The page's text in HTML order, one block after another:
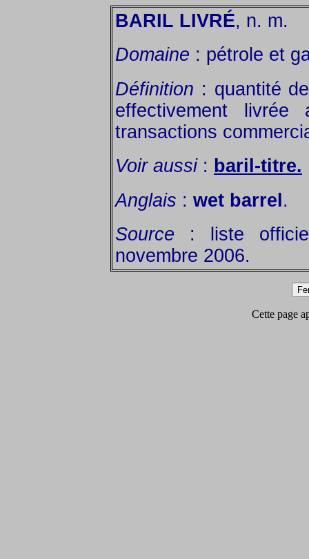
BARIL LIVRÉ, n. m.
Domaine : pétrole et
Définition : quantité
effectivement
transactions
Voir aussi: baril-titre.
Anglais : wet barrel .
Source : liste
novembre 2006.
Cette page